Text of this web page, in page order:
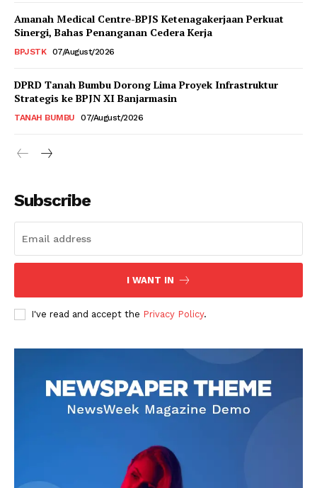
Amanah Medical Centre-BPJS Ketenagakerjaan Perkuat
Sinergi, Bahas Penanganan Cedera Kerja
BPJSTK 07/August/2026
DPRD Tanah Bumbu Dorong Lima Proyek Infrastruktur
Strategis ke BPJN XI Banjarmasin
TANAH BUMBU 07/August/2026
Subscribe
I WANT IN
I've read and accept the Privacy Policy.